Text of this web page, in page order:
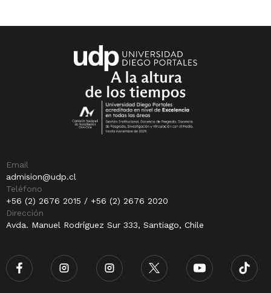
Email
admision@udp.cl
Teléfono
+56 (2) 2676 2015 / +56 (2) 2676 2020
Dirección
Avda. Manuel Rodríguez Sur 333, Santiago, Chile